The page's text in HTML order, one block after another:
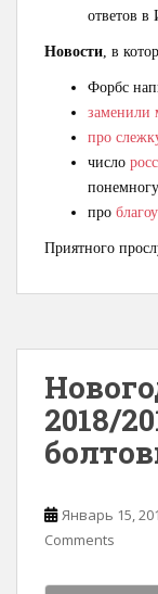
ответов в
Новости, в
Форбс
заменили
про
число
про
Приятного
2018/
Январь 15,
Comments